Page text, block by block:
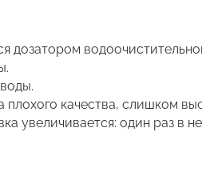
дозатором
плохого качества, слишком
увеличивается: один раз в